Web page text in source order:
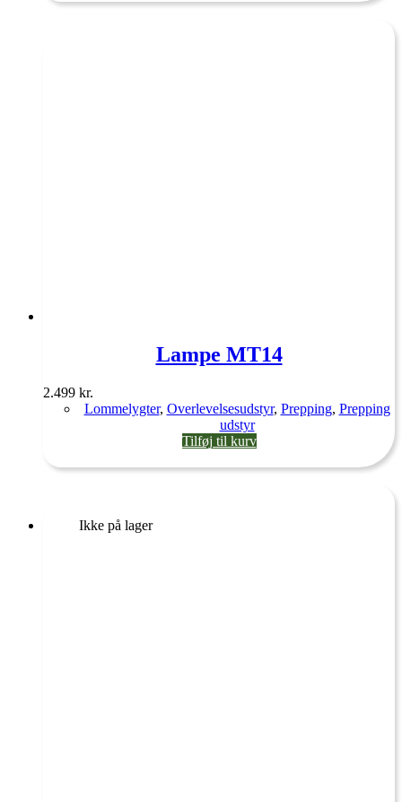
Lampe MT14
2.499 kr.
Lommelygter, Overlevelsesudstyr, Prepping, Prepping
udstyr
Tilføj til kurv
Ikke på lager